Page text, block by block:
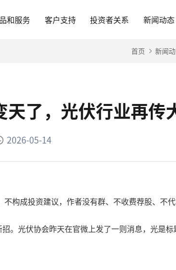
和服务 客户支持 投资者关系 新闻动态
首页 新闻
了，光伏行业再传
2026-05-14
构成投资建议，作者没有群、不收费荐股、不代
。光伏协会昨天在官微上发了一则消息，光